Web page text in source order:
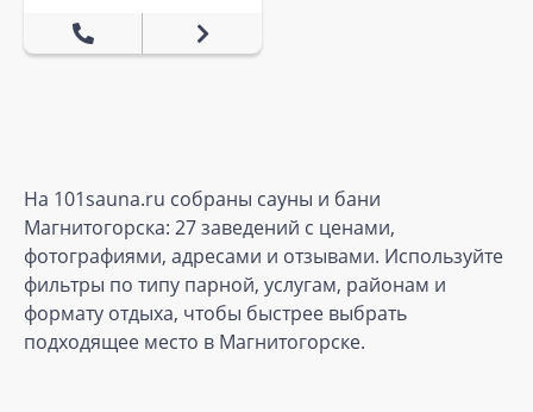
На 101sauna.ru собраны сауны и бани
Магнитогорска: 27 заведений с ценами,
фотографиями, адресами и отзывами. Используйте
фильтры по типу парной, услугам, районам и
формату отдыха, чтобы быстрее выбрать
подходящее место в Магнитогорске.